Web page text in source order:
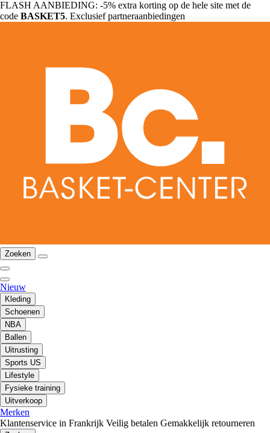
FLASH AANBIEDING: -5% extra korting op de hele site met de
code BASKET5. Exclusief partneraanbiedingen
Zoeken
Nieuw
Kleding
Schoenen
NBA
Ballen
Uitrusting
Sports US
Lifestyle
Fysieke training
Uitverkoop
Merken
Klantenservice in Frankrijk Veilig betalen Gemakkelijk retourneren